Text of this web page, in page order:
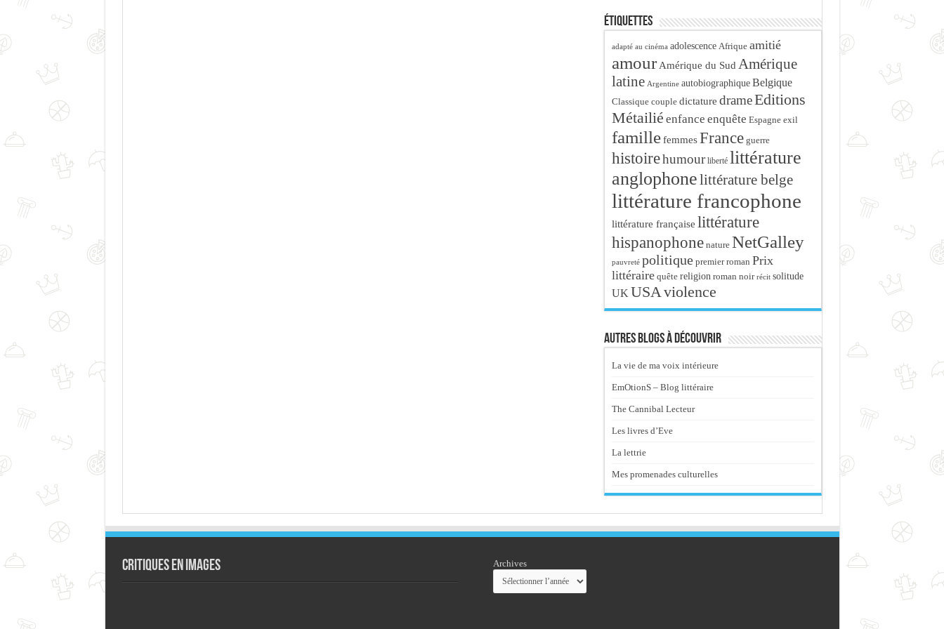
Étiquettes
adapté au cinéma adolescence Afrique amitié
amour Amérique du Sud Amérique
latine Argentine autobiographique Belgique
Classique couple dictature drameEditions
Métailié enfance enquête Espagne exil
famille femmes France guerre
histoirehumour liberté littérature
anglophonelittérature belge
littérature francophone
littérature française littérature
hispanophone nature NetGalley
pauvreté politique premier roman Prix
littéraire quête religion roman noir récit solitude
UK USA violence
Autres blogs à découvrir
La vie de ma voix intérieure
EmOtionS – Blog littéraire
The Cannibal Lecteur
Les livres d’Eve
La lettrie
Mes promenades culturelles
Critiques en images Archives